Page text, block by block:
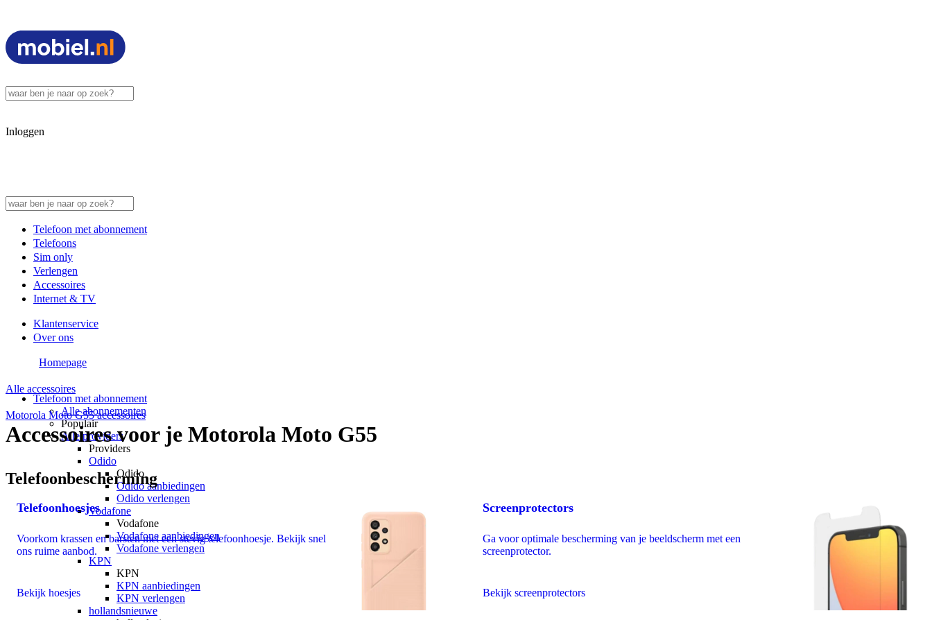
Inloggen
Telefoon met abonnement
Telefoons
Sim only
Verlengen
Accessoires
Internet & TV
Klantenservice
Over ons
Telefoon met abonnement
Alle abonnementen
Populair
Alle providers
Providers
Odido
Odido
Odido aanbiedingen
Odido verlengen
Vodafone
Vodafone
Vodafone aanbiedingen
Vodafone verlengen
KPN
KPN
KPN aanbiedingen
KPN verlengen
hollandsnieuwe
Homepage
Alle accessoires
Motorola Moto G55 accessoires
Accessoires voor je Motorola Moto G55
Telefoonbescherming
Telefoonhoesjes
Voorkom krassen en barsten met een stevig telefoonhoesje. Bekijk snel
ons ruime aanbod.
Bekijk hoesjes
Screenprotectors
Ga voor optimale bescherming van je beeldscherm met een
screenprotector.
Bekijk screenprotectors